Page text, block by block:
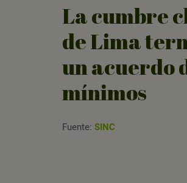
La cumbre
de Lima
un acuerdo
mínimos
Fuente: SINC